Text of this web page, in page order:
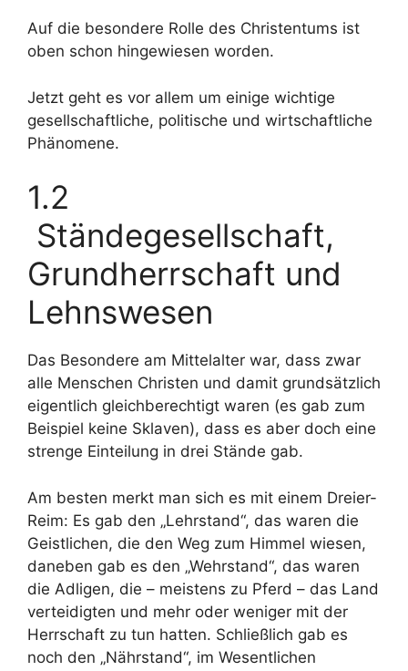
Auf die besondere Rolle des Christentums ist
oben schon hingewiesen worden.
Jetzt geht es vor allem um einige wichtige
gesellschaftliche, politische und wirtschaftliche
Phänomene.
1.2
Ständegesellschaft,
Grundherrschaft und
Lehnswesen
Das Besondere am Mittelalter war, dass zwar
alle Menschen Christen und damit grundsätzlich
eigentlich gleichberechtigt waren (es gab zum
Beispiel keine Sklaven), dass es aber doch eine
strenge Einteilung in drei Stände gab.
Am besten merkt man sich es mit einem Dreier-
Reim: Es gab den „Lehrstand“, das waren die
Geistlichen, die den Weg zum Himmel wiesen,
daneben gab es den „Wehrstand“, das waren
die Adligen, die – meistens zu Pferd – das Land
verteidigten und mehr oder weniger mit der
Herrschaft zu tun hatten. Schließlich gab es
noch den „Nährstand“, im Wesentlichen